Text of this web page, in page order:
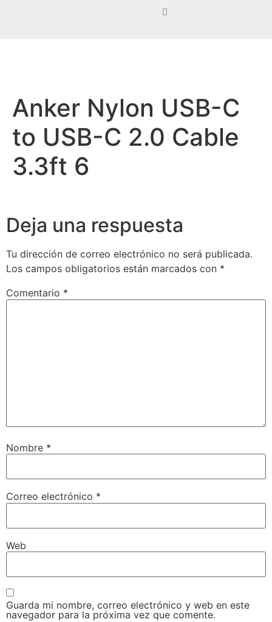
Anker Nylon USB-C
to USB-C 2.0 Cable
3.3ft 6
Deja una respuesta
Tu dirección de correo electrónico no será publicada.
Los campos obligatorios están marcados con *
Comentario *
Nombre *
Correo electrónico *
Web
Guarda mi nombre, correo electrónico y web en este
navegador para la próxima vez que comente.